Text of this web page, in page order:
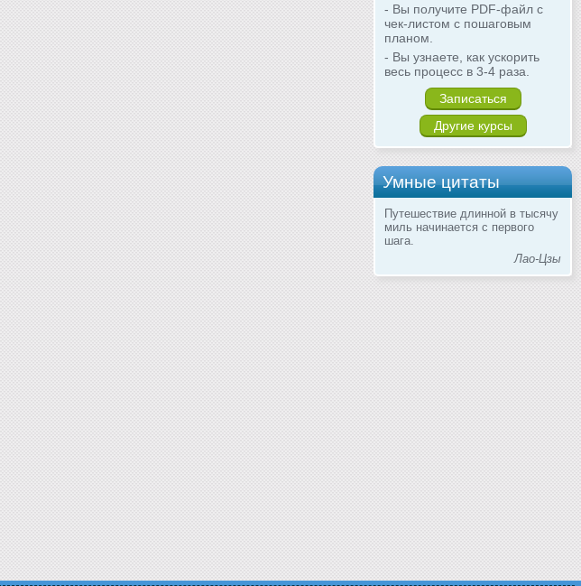
- Вы получите PDF-файл с
чек-листом с пошаговым
планом.
- Вы узнаете, как ускорить
весь процесс в 3-4 раза.
Записаться
Другие курсы
Умные цитаты
Путешествие длинной в тысячу
миль начинается с первого
шага.
Лао-Цзы